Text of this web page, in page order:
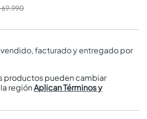
69.990
facturado y entregado por
productos pueden cambiar
regiónAplican Términos y